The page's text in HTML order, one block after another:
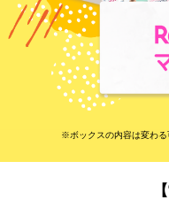
※ボックスの内容は変わる